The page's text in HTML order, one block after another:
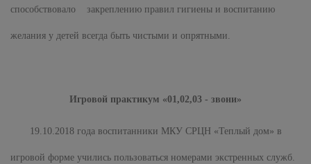
способствовало закреплению правил гигиены и воспитанию
желания у детей всегда быть чистыми и опрятными.
Игровой практикум «01,02,03 - звони»
19.10.2018 года воспитанники МКУ СРЦН «Теплый дом» в
игровой форме учились пользоваться номерами экстренных служб.